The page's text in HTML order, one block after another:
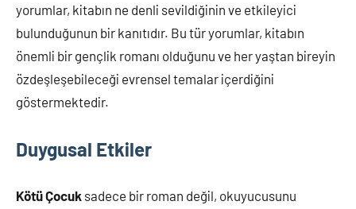
yorumlar, kitabın ne denli sevildiğinin ve etkileyici
bulunduğunun bir kanıtıdır. Bu tür yorumlar, kitabın
önemli bir gençlik romanı olduğunu ve her yaştan bireyin
özdeşleşebileceği evrensel temalar içerdiğini
göstermektedir.
Duygusal Etkiler
Kötü Çocuk sadece bir roman değil, okuyucusunu